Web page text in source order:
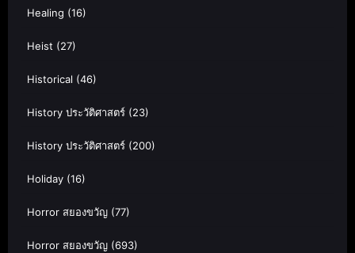
Healing (16)
Heist (27)
Historical (46)
History ประวัติศาสตร์ (23)
History ประวัติศาสตร์ (200)
Holiday (16)
Horror สยองขวัญ (77)
Horror สยองขวัญ (693)